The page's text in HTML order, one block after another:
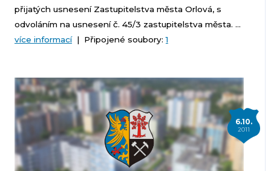
přijatých usnesení Zastupitelstva města Orlová, s
odvoláním na usnesení č. 45/3 zastupitelstva města. ...
více informací| Připojené soubory:1
6.10.
2011